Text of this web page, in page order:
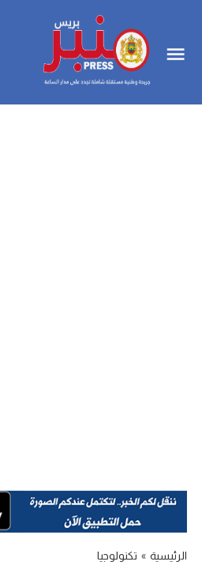
الرئيسية » تكنولوجيا